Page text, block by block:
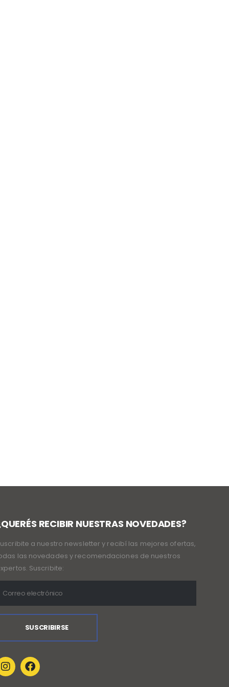
RECIBIR NUESTRAS NOVEDADES?
a nuestro newsletter y recibí las mejores ofertas,
las novedades y recomendaciones de nuestros
Suscribite: